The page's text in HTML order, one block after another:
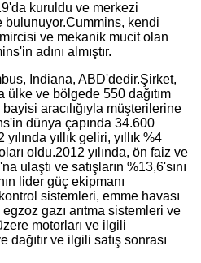
kuruldu ve merkezi
kendi
ve mekanik mucit olan
adını almıştır.
Indiana, ABD'dedir.Şirket,
ülke ve bölgede 550 dağıtım
aracılığıyla müşterilerine
dünya çapında 34.600
yıllık geliri, yıllık %4
oldu.2012 yılında, ön faiz ve
ulaştı ve satışların %13,6'sını
lider güç ekipmanı
sistemleri, emme havası
gazı arıtma sistemleri ve
motorları ve ilgili
ve ilgili satış sonrası